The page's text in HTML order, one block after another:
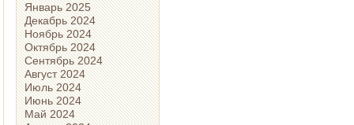
Январь 2025
Декабрь 2024
Ноябрь 2024
Октябрь 2024
Сентябрь 2024
Август 2024
Июль 2024
Июнь 2024
Май 2024